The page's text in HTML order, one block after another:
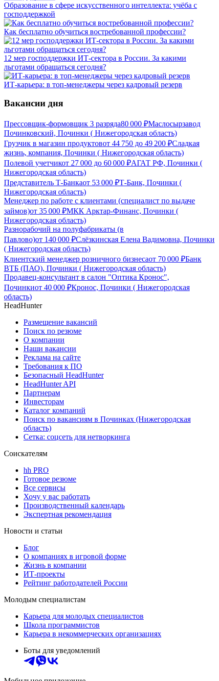
Образование в сфере искусственного интеллекта: учёба с
господдержкой
Как бесплатно обучиться востребованной профессии?
12 мер господдержки ИТ-сектора в России. За какими
льготами обращаться сегодня?
ИТ-карьера: в топ-менеджеры через кадровый резерв
Вакансии дня
Прессовщик-формовщик 3 разряда80 000 ₽Маслосырзавод
Починковский, Починки ( Нижегородская область)
Грузчик в магазин продуктовот 44 750 до 49 200 ₽Сладкая
жизнь, компания, Починки ( Нижегородская область)
Полевой учетчикот 27 000 до 60 000 ₽АГАТ РФ, Починки (
Нижегородская область)
Представитель Т-Банкаот 53 000 ₽Т-Банк, Починки (
Нижегородская область)
Менеджер по работе с клиентами (специалист по выдаче
займов)от 35 000 ₽МКК Арктар-Финанс, Починки (
Нижегородская область)
Разнорабочий на полуфабрикаты (в
Павлово)от 140 000 ₽Слёзкинская Елена Вадимовна, Починки
( Нижегородская область)
Клиентский менеджер розничного бизнесаот 70 000 ₽Банк
ВТБ (ПАО), Починки ( Нижегородская область)
Продавец-консультант в салон "Оптика Кронос",
Починкиот 40 000 ₽Кронос, Починки ( Нижегородская
область)
HeadHunter
Размещение вакансий
Поиск по резюме
О компании
Наши вакансии
Реклама на сайте
Требования к ПО
Безопасный HeadHunter
HeadHunter API
Партнерам
Инвесторам
Каталог компаний
Поиск по вакансиям в Починках (Нижегородская
область)
Сетка: соцсеть для нетворкинга
Соискателям
hh PRO
Готовое резюме
Все сервисы
Хочу у вас работать
Производственный календарь
Экспертная рекомендация
Новости и статьи
Блог
О компаниях в игровой форме
Жизнь в компании
ИТ-проекты
Рейтинг работодателей России
Молодым специалистам
Карьера для молодых специалистов
Школа программистов
Карьера в некоммерческих организациях
Боты для уведомлений